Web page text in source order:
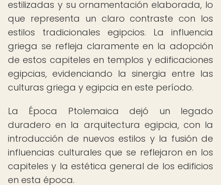
estilizadas y su ornamentación elaborada, lo
que representa un claro contraste con los
estilos tradicionales egipcios. La influencia
griega se refleja claramente en la adopción
de estos capiteles en templos y edificaciones
egipcias, evidenciando la sinergia entre las
culturas griega y egipcia en este período.
La Época Ptolemaica dejó un legado
duradero en la arquitectura egipcia, con la
introducción de nuevos estilos y la fusión de
influencias culturales que se reflejaron en los
capiteles y la estética general de los edificios
en esta época.